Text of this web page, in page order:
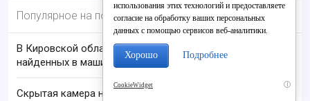
Популярное на портале
В Кировской области проверяют гибель супругов,
найденных в машине в Вятке
i
Скрытая камера на пляже Крыма: Что люди
использования этих технологий и предоставляете
согласие на обработку ваших персональных
данных с помощью сервисов веб-аналитики.
Хорошо Подробнее
CookieWidget